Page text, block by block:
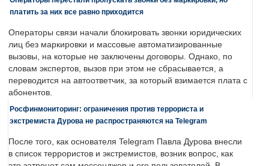
платить за них все равно приходится
Операторы связи начали блокировать звонки юридических
лиц без маркировки и массовые автоматизированные
вызовы, на которые не заключены договоры. Однако, по
словам экспертов, вызов при этом не сбрасывается, а
переводится на автоответчик, за который взимается плата с
абонентов.
Росфинмониторинг: ограничения против террориста и
экстремиста Дурова не распространяются на Telegram
После того, как основателя Telegram Павла Дурова внесли
в список террористов и экстремистов, возник вопрос, как